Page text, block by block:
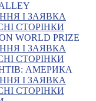
І ЗАЯВКА
СТОРІНКИ
WORLD PRIZE
І ЗАЯВКА
СТОРІНКИ
АМЕРИКА
І ЗАЯВКА
СТОРІНКИ